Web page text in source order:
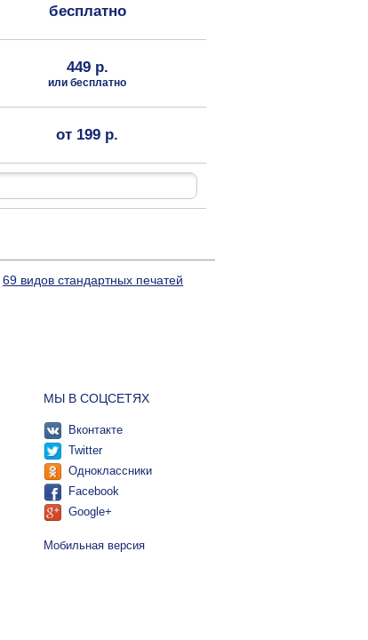
бесплатно
449 р.
или бесплатно
от 199 р.
69 видов стандартных печатей
МЫ В СОЦСЕТЯХ
Вконтакте
Twitter
Одноклассники
Facebook
Google+
Мобильная версия